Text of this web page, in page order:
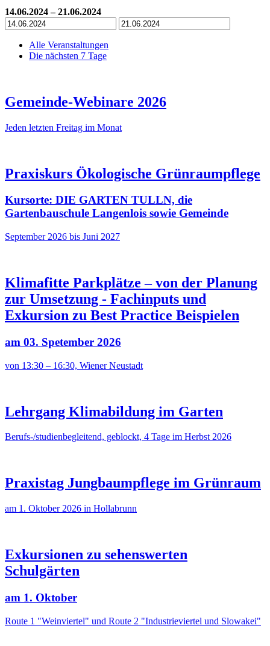
14.06.2024 – 21.06.2024
Alle Veranstaltungen
Die nächsten 7 Tage
Gemeinde-Webinare 2026
Jeden letzten Freitag im Monat
Praxiskurs Ökologische Grünraumpflege
Kursorte: DIE GARTEN TULLN, die
Gartenbauschule Langenlois sowie Gemeinde
September 2026 bis Juni 2027
Klimafitte Parkplätze – von der Planung
zur Umsetzung - Fachinputs und
Exkursion zu Best Practice Beispielen
am 03. Spetember 2026
von 13:30 – 16:30, Wiener Neustadt
Lehrgang Klimabildung im Garten
Berufs-/studienbegleitend, geblockt, 4 Tage im Herbst 2026
Praxistag Jungbaumpflege im Grünraum
am 1. Oktober 2026 in Hollabrunn
Exkursionen zu sehenswerten
Schulgärten
am 1. Oktober
Route 1 "Weinviertel" und Route 2 "Industrieviertel und Slowakei"